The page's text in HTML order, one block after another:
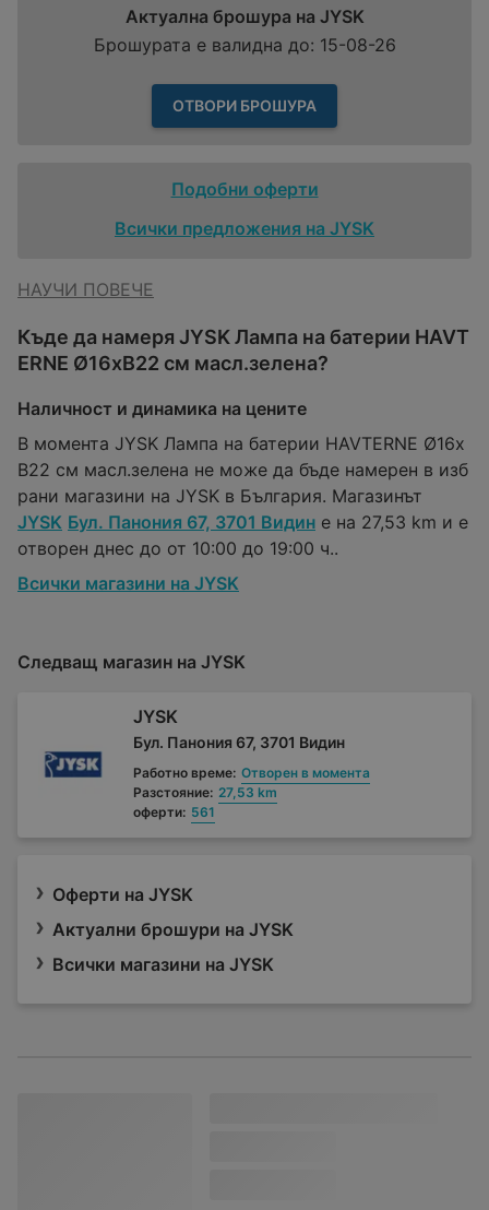
Актуална брошура на JYSK
Брошурата е валидна до: 15-08-26
ОТВОРИ БРОШУРА
Подобни оферти
Всички предложения на JYSK
НАУЧИ ПОВЕЧЕ
Къде да намеря JYSK Лампа на батерии HAVT
ERNE Ø16xВ22 см масл.зелена?
Наличност и динамика на цените
В момента JYSK Лампа на батерии HAVTERNE Ø16x
В22 см масл.зелена не може да бъде намерен в изб
рани магазини на JYSK в България. Магазинът
JYSK Бул. Панония 67, 3701 Видин е на 27,53 km и е
отворен днес до от 10:00 до 19:00 ч..
Всички магазини на JYSK
Следващ магазин на JYSK
JYSK
Бул. Панония 67, 3701 Видин
Работно време: Отворен в момента
Разстояние: 27,53 km
оферти: 561
Оферти на JYSK
Актуални брошури на JYSK
Всички магазини на JYSK